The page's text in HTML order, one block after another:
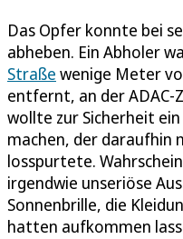
Das Opfer konnte bei
abheben. Ein Abholer
Straße wenige Meter
entfernt, an der ADAC-
wollte zur Sicherheit
machen, der daraufhin
losspurtete.
irgendwie unseriöse
Sonnenbrille, die
hatten aufkommen